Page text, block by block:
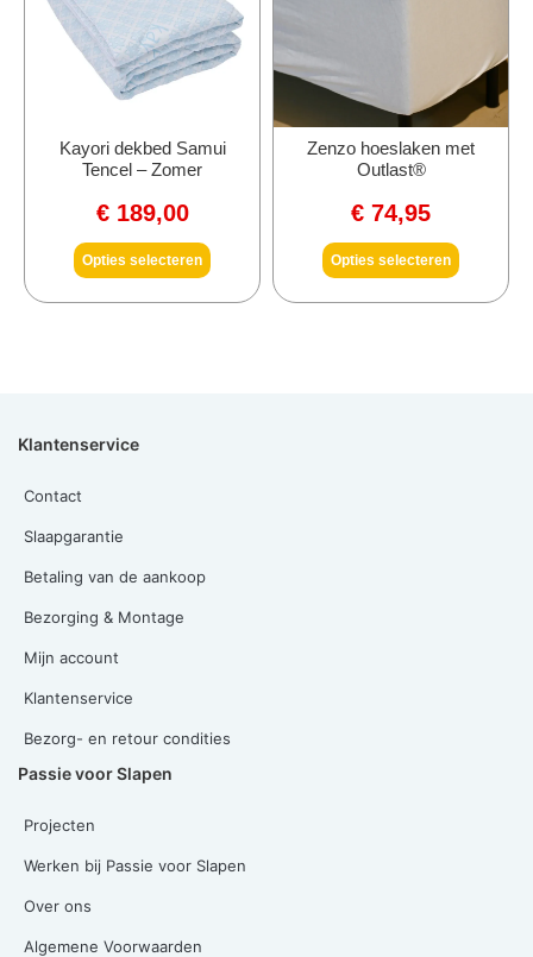
Kayori dekbed Samui
Tencel – Zomer
€189,00
Opties selecteren
Zenzo hoeslaken met
Outlast®
€ 74,95
Opties selecteren
Klantenservice
Contact
Slaapgarantie
Betaling van de aankoop
Bezorging & Montage
Mijn account
Klantenservice
Bezorg- en retour condities
Passie voor Slapen
Projecten
Werken bij Passie voor Slapen
Over ons
Algemene Voorwaarden